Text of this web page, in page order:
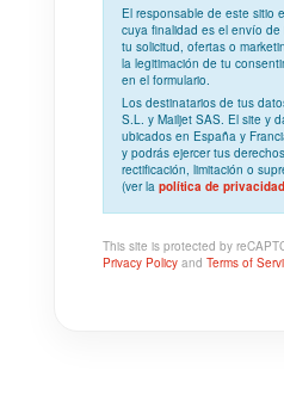
El responsable de este sitio
cuya finalidad es el envío de
tu solicitud, ofertas o
la legitimación de tu
en el formulario.
Los destinatarios de tus
S.L. y Mailjet SAS. El site y
ubicados en España y
y podrás ejercer tus
rectificación, limitación o
(ver la política de privacidad
This site is protected by
Privacy Policy and Terms of